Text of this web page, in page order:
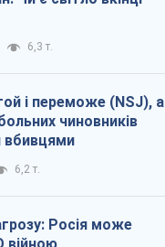
6,3 т.
і переможе (NSJ), а
чиновників
вбивцями
6,2 т.
Росія може